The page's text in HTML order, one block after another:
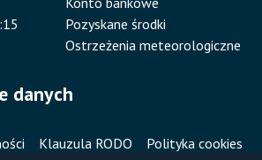
Pozyskane środki
Ostrzeżenia meteorologiczne
danych
Klauzula RODO Polityka cookies